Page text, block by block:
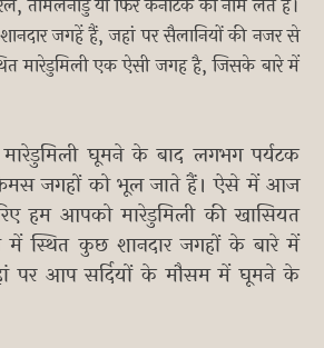
तमिलनाडु या फिर कर्नाटक का नाम लेते हैं।
जगहें हैं, जहां पर सैलानियों की नजर से
मारेडुमिली एक ऐसी जगह है, जिसके बारे में
घूमने के बाद लगभग पर्यटक
जगहों को भूल जाते हैं। ऐसे में आज
हम आपको मारेडुमिली की खासियत
कुछ शानदार जगहों के बारे में
पर आप सर्दियों के मौसम में घूमने के